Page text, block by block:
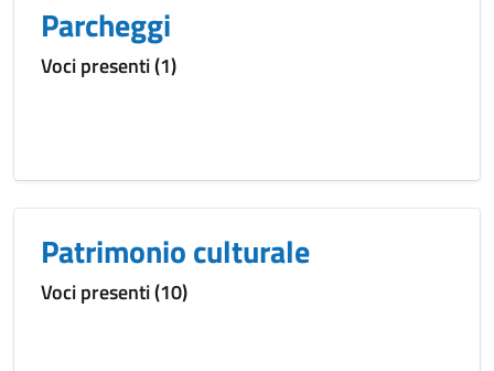
Parcheggi
Voci presenti (1)
Patrimonio culturale
Voci presenti (10)